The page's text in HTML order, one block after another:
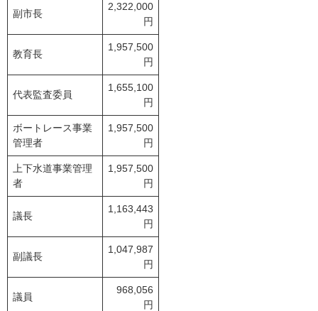
副市長
2,322,000
円
教育長
1,957,500
円
代表監査委員
1,655,100
円
ボートレース事業
管理者
1,957,500
円
上下水道事業管理
者
1,957,500
円
議長
1,163,443
円
副議長
1,047,987
円
議員
968,056
円